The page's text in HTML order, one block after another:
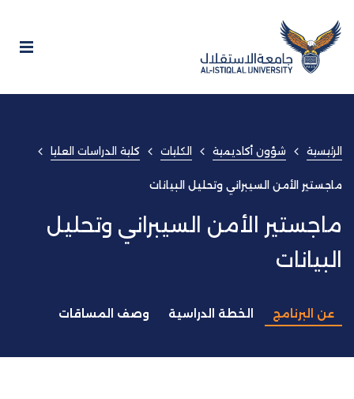
الرئيسية شؤون أكاديمية الكليات كلية الدراسات العليا
ماجستير الأمن السيبراني وتحليل البيانات
ماجستير الأمن السيبراني وتحليل
البيانات
عن البرنامج الخطة الدراسية وصف المساقات